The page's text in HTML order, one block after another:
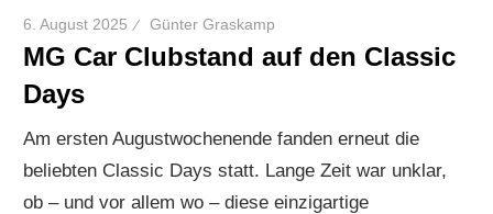
6. August 2025 Günter Graskamp
MG Car Clubstand auf den Classic
Days
Am ersten Augustwochenende fanden erneut die
beliebten Classic Days statt. Lange Zeit war unklar,
ob – und vor allem wo – diese einzigartige